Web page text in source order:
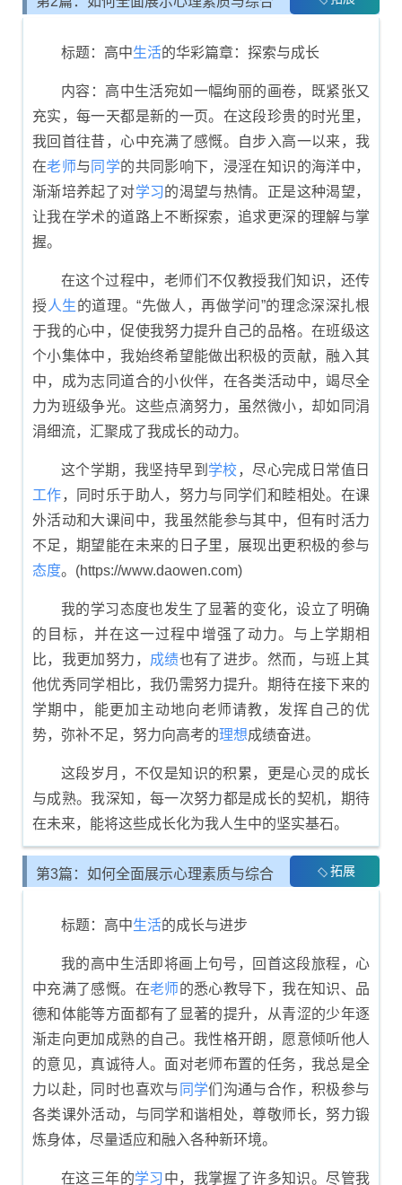
标题：高中生活的华彩篇章：探索与成长
内容：高中生活宛如一幅绚丽的画卷，既紧张又
充实，每一天都是新的一页。在这段珍贵的时光里，
我回首往昔，心中充满了感慨。自步入高一以来，我
在老师与 同学的共同影响下，浸淫在知识的海洋中，
渐渐培养起了对学习的渴望与热情。正是这种渴望，
让我在学术的道路上不断探索，追求更深的理解与掌
握。
在这个过程中，老师们不仅教授我们知识，还传
授 人生的道理。“先做人，再做学问”的理念深深扎根
于我的心中，促使我努力提升自己的品格。在班级这
个小集体中，我始终希望能做出积极的贡献，融入其
中，成为志同道合的小伙伴，在各类活动中，竭尽全
力为班级争光。这些点滴努力，虽然微小，却如同涓
涓细流，汇聚成了我成长的动力。
这个学期，我坚持早到 学校，尽心完成日常值日
工作，同时乐于助人，努力与同学们和睦相处。在课
外活动和大课间中，我虽然能参与其中，但有时活力
不足，期望能在未来的日子里，展现出更积极的参与
态度。(https://www.daowen.com)
我的学习态度也发生了显著的变化，设立了明确
的目标，并在这一过程中增强了动力。与上学期相
比，我更加努力， 成绩也有了进步。然而，与班上其
他优秀同学相比，我仍需努力提升。期待在接下来的
学期中，能更加主动地向老师请教，发挥自己的优
势，弥补不足，努力向高考的理想成绩奋进。
这段岁月，不仅是知识的积累，更是心灵的成长
与成熟。我深知，每一次努力都是成长的契机，期待
在未来，能将这些成长化为我人生中的坚实基石。
第3篇：如何全面展示心理素质与综合 拓展
标题：高中生活的成长与进步
我的高中生活即将画上句号，回首这段旅程，心
中充满了感慨。在老师的悉心教导下，我在知识、品
德和体能等方面都有了显著的提升，从青涩的少年逐
渐走向更加成熟的自己。我性格开朗，愿意倾听他人
的意见，真诚待人。面对老师布置的任务，我总是全
力以赴，同时也喜欢与 同学们沟通与合作，积极参与
各类课外活动，与同学和谐相处，尊敬师长，努力锻
炼身体，尽量适应和融入各种新环境。
在这三年的学习中，我掌握了许多知识。尽管我